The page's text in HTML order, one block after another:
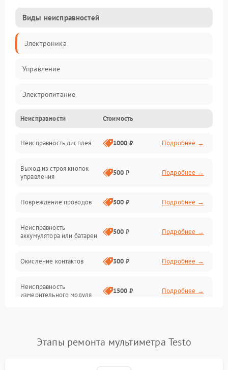
Виды неисправностей
Электроника
Управление
Электропитание
Измерения
Индикация
Механические повреждения
Неисправности Стоимость
Неисправность дисплея 1000 ₽ Подробнее →
Выход из строя кнопок
управления
500 ₽ Подробнее →
Повреждение проводов 500 ₽ Подробнее →
Неисправность
аккумулятора или батареи
500 ₽ Подробнее →
Окисление контактов 300 ₽ Подробнее →
Неисправность
измерительного модуля
1500 ₽ Подробнее →
Поломка платы
2000 ₽
Этапы ремонта мультиметра Testo